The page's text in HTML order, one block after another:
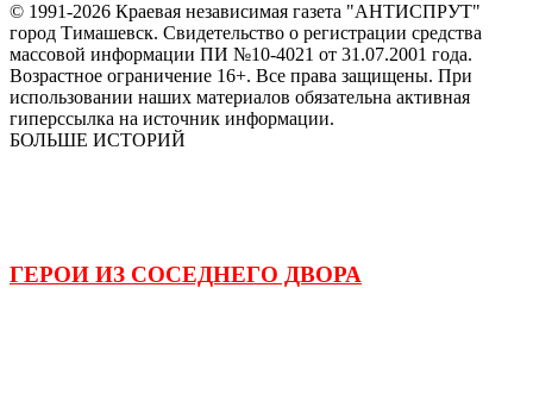
© 1991-2026 Краевая независимая газета "АНТИСПРУТ"
город Тимашевск. Свидетельство о регистрации средства
массовой информации ПИ №10-4021 от 31.07.2001 года.
Возрастное ограничение 16+. Все права защищены. При
использовании наших материалов обязательна активная
гиперссылка на источник информации.
БОЛЬШЕ ИСТОРИЙ
ГЕРОИ ИЗ СОСЕДНЕГО ДВОРА